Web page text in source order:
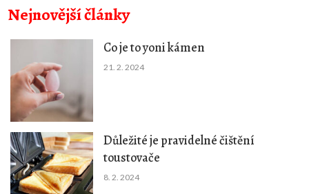
Nejnovější články
Co je to yoni kámen
21. 2. 2024
Důležité je pravidelné čištění
toustovače
8. 2. 2024